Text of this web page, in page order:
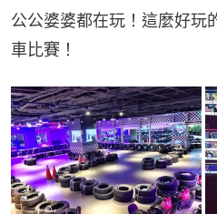
公公婆婆都在玩！這麼好玩
車比賽！